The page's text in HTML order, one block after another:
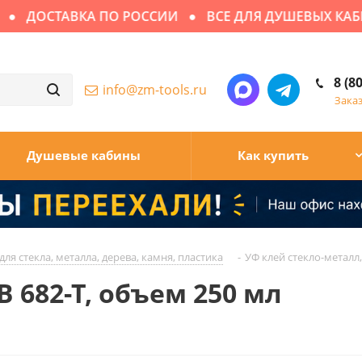
ПО РОССИИ ВСЕ ДЛЯ ДУШЕВЫХ КАБИН
8
info@zm-tools.ru
Душевые кабины Как купить
стекла, металла, дерева, камня, пластика - УФ клей стекло-
682-T, объем 250 мл